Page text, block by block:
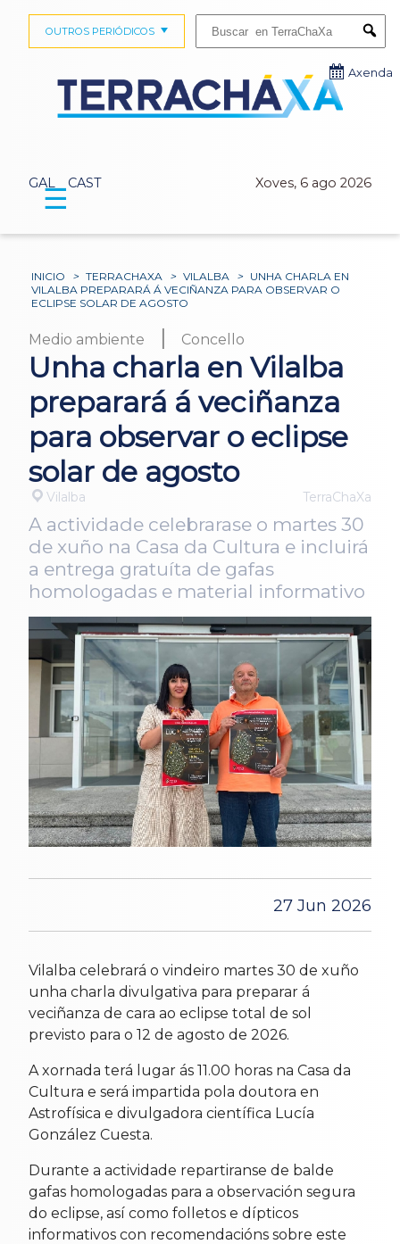
GAL CAST Xoves, 6 ago 2026
OUTROS PERIÓDICOS
Axenda
☰
INICIO > TERRACHAXA > VILALBA > UNHA CHARLA EN
VILALBA PREPARARÁ Á VECIÑANZA PARA OBSERVAR O
ECLIPSE SOLAR DE AGOSTO
Medio ambiente | Concello
Unha charla en Vilalba
preparará á veciñanza
para observar o eclipse
solar de agosto
Vilalba TerraChaXa
A actividade celebrarase o martes 30
de xuño na Casa da Cultura e incluirá
a entrega gratuíta de gafas
homologadas e material informativo
27 Jun 2026
Vilalba celebrará o vindeiro martes 30 de xuño
unha charla divulgativa para preparar á
veciñanza de cara ao eclipse total de sol
previsto para o 12 de agosto de 2026.
A xornada terá lugar ás 11.00 horas na Casa da
Cultura e será impartida pola doutora en
Astrofísica e divulgadora científica Lucía
González Cuesta.
Durante a actividade repartiranse de balde
gafas homologadas para a observación segura
do eclipse, así como folletos e dípticos
informativos con recomendacións sobre este